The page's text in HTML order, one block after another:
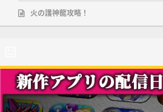
火の護神龍攻略！